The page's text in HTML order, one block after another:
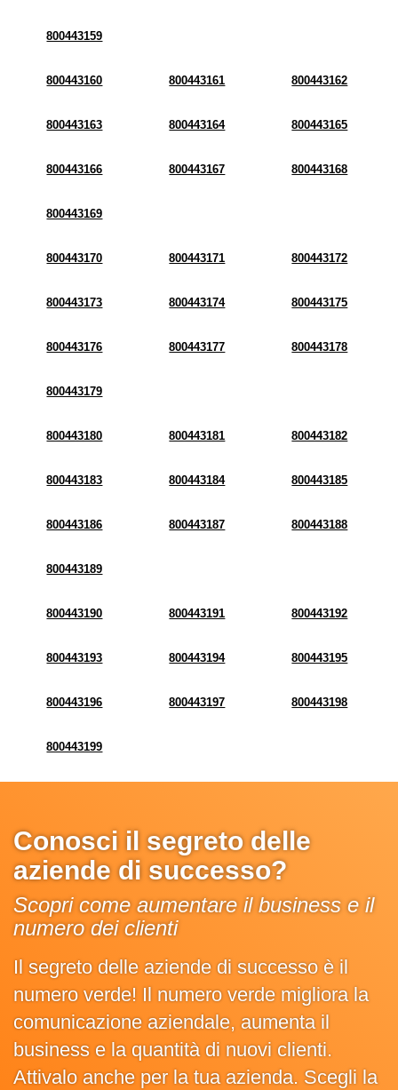
800443159
800443160 800443161 800443162
800443163 800443164 800443165
800443166 800443167 800443168
800443169
800443170 800443171 800443172
800443173 800443174 800443175
800443176 800443177 800443178
800443179
800443180 800443181 800443182
800443183 800443184 800443185
800443186 800443187 800443188
800443189
800443190 800443191 800443192
800443193 800443194 800443195
800443196 800443197 800443198
800443199
Conosci il segreto delle
aziende di successo?
Scopri come aumentare il business e il
numero dei clienti
Il segreto delle aziende di successo è il
numero verde! Il numero verde migliora la
comunicazione aziendale, aumenta il
business e la quantità di nuovi clienti.
Attivalo anche per la tua azienda. Scegli la